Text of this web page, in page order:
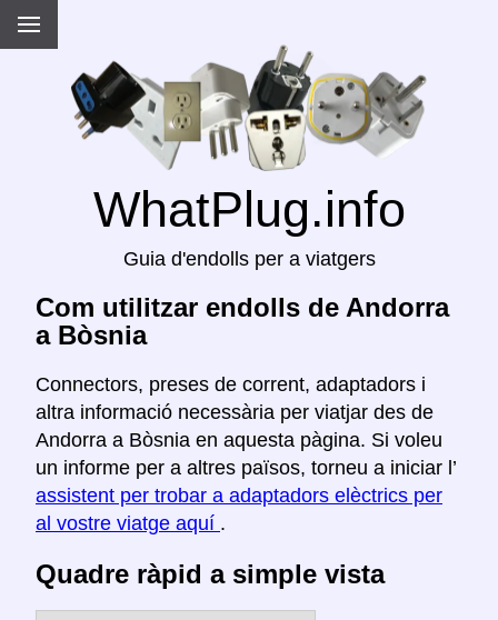
WhatPlug.info
Guia d'endolls per a viatgers
Com utilitzar endolls de Andorra
a Bòsnia
Connectors, preses de corrent, adaptadors i
altra informació necessària per viatjar des de
Andorra a Bòsnia en aquesta pàgina. Si voleu
un informe per a altres països, torneu a iniciar l’
assistent per trobar a adaptadors elèctrics per
al vostre viatge aquí .
Quadre ràpid a simple vista